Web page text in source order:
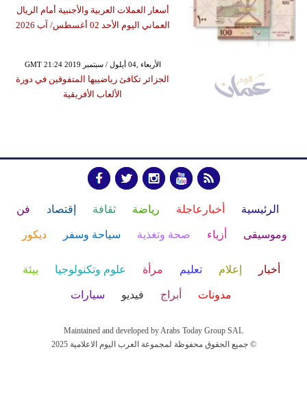
أسعار العملات العربية والأجنبية أمام الريال
العماني اليوم الأحد 02 أغسطس/ آب 2026
GMT 21:24 2019 الأربعاء ,04 أيلول / سبتمبر
الجزائر تكافئ رياضييها المتفوقين في دورة
الألعاب الأفريقية
الرئيسية أخبارعاجلة رياضة ثقافة إقتصاد فن
وموسيقى أزياء صحة وتغذية سياحة وسفر ديكور
أخبار إعلام تعليم مرأة علوم وتكنولوجيا بيئة
مدونات أبراج فيديو سيارات
Maintained and developed by Arabs Today Group SAL
جميع الحقوق محفوظة لمجموعة العرب اليوم الاعلامية 2025 ©